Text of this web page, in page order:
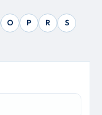
O P R
S